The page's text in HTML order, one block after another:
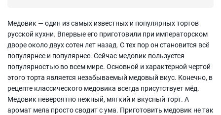
Медовик — один из самых известных и популярных тортов
русской кухни. Впервые его приготовили при императорском
дворе около двух сотен лет назад. С тех пор он становится всё
популярнее и популярнее. Сейчас медовик пользуется
популярностью во всем мире. Основной и характерной чертой
этого торта является незабываемый медовый вкус. Конечно, в
рецепте классического медовика всегда присутствует мёд.
Медовик невероятно нежный, мягкий и вкусный торт. А
аромат мела просто сводит с ума. Приготовить медовик не так